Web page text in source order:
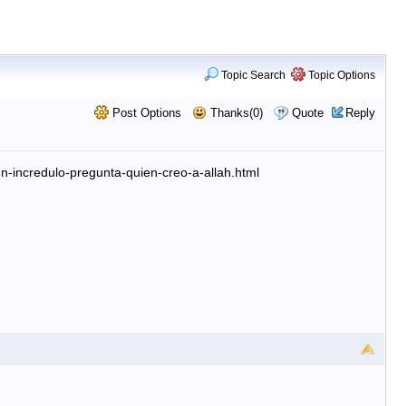
Topic Search Topic Options
Post Options Thanks(0) Quote Reply
incredulo-pregunta-quien-creo-a-allah.html